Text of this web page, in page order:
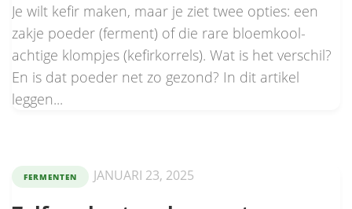
Je wilt kefir maken, maar je ziet twee opties: een
zakje poeder (ferment) of die rare bloemkool-
achtige klompjes (kefirkorrels). Wat is het verschil?
En is dat poeder net zo gezond? In dit artikel
leggen...
FERMENTEN JANUARI 23, 2025